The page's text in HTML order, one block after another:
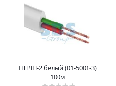
ШТЛП-2 белый (01-5001-3)
100м